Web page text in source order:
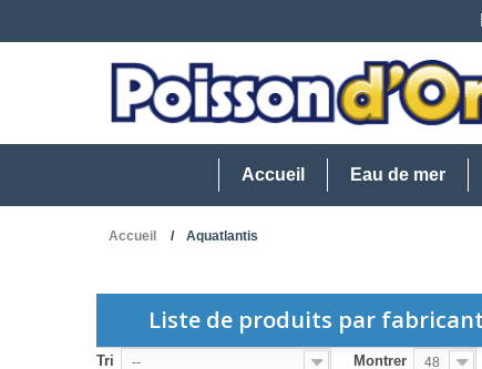
Accueil Eau de mer
Accueil Aquatlantis
Liste de produits par
Tri -- Montrer 48